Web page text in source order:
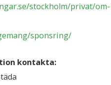
stockholm/privat/om-
sponsring/
kontakta: